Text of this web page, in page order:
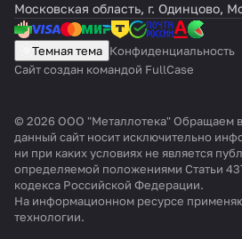
Московская область, г. Одинцово,
Темная тема Конфиденциальность
Сайт создан командой FullCase
© 2026 ООО "Металлотека" Обращаем
данный сайт носит исключительно
ни при каких условиях не является
определяемой положениями Статьи
кодекса Российской Федерации.
На информационном ресурсе
технологии.